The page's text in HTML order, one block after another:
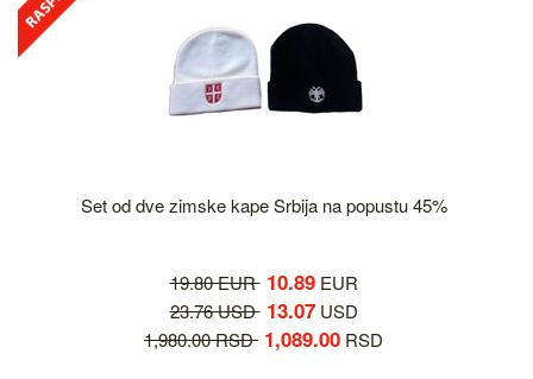
Set od dve zimske kape Srbija na popustu 45%
19.80 EUR 10.89EUR
23.76 USD 13.07USD
1,980.00 RSD 1,089.00 RSD